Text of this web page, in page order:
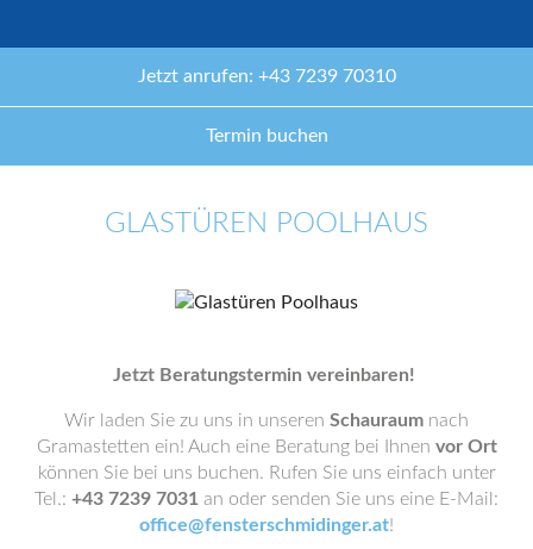
Jetzt anrufen: +43 7239 70310
Termin buchen
GLASTÜREN POOLHAUS
Jetzt Beratungstermin vereinbaren!
Wir laden Sie zu uns in unseren Schauraum nach
Gramastetten ein! Auch eine Beratung bei Ihnen vor Ort
können Sie bei uns buchen. Rufen Sie uns einfach unter
Tel.: +43 7239 7031 an oder senden Sie uns eine E-Mail:
office@fensterschmidinger.at!